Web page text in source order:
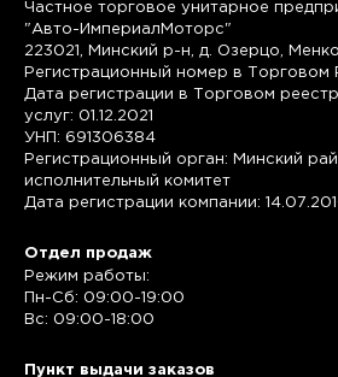
Частное торговое унитарное
"Авто-ИмпериалМоторс"
223021, Минский р-н, д. Озерцо,
Регистрационный номер в Торговом
Дата регистрации в Торговом
услуг: 01.12.2021
УНП: 691306384
Регистрационный орган: Минский
исполнительный комитет
Дата регистрации компании:
Отдел продаж
Режим работы:
Пн-Сб: 09:00-19:00
Вс: 09:00-18:00
Пункт выдачи заказов